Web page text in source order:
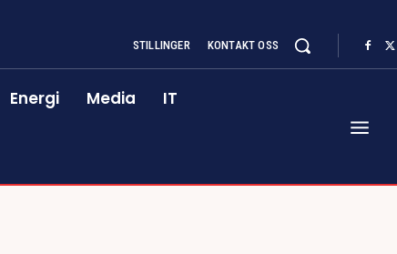
STILLINGER KONTAKT OSS
Energi Media IT